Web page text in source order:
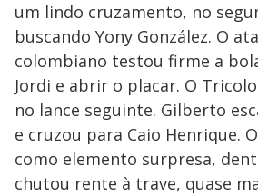
um lindo cruzamento, no
buscando Yony González. O
colombiano testou firme a
Jordi e abrir o placar. O
no lance seguinte. Gilberto
e cruzou para Caio Henrique.
como elemento surpresa,
chutou rente à trave, quase